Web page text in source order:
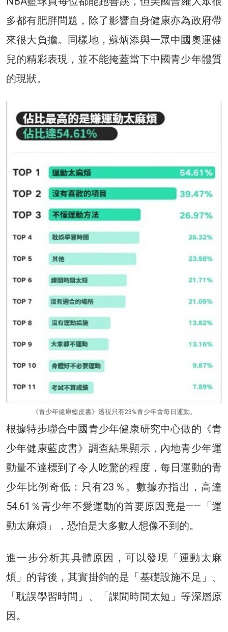
多都有肥胖問題，除了影響自身健康亦為政府帶
來很大負擔。同樣地，蘇炳添與一眾中國奧運健
兒的精彩表現，並不能掩蓋當下中國青少年體質
的現狀。
《青少年健康藍皮書》透視只有23%青少年會每日運動。
根據特步聯合中國青少年健康研究中心做的《青
少年健康藍皮書》調查結果顯示，內地青少年運
動量不達標到了令人吃驚的程度，每日運動的青
少年比例奇低：只有23％。數據亦指出，高達
54.61％青少年不愛運動的首要原因竟是——「運
動太麻煩」，恐怕是大多數人想像不到的。
進一步分析其具體原因，可以發現「運動太麻
煩」的背後，其實掛鉤的是「基礎設施不足」、
「耽誤學習時間」、「課間時間太短」等深層原
因。